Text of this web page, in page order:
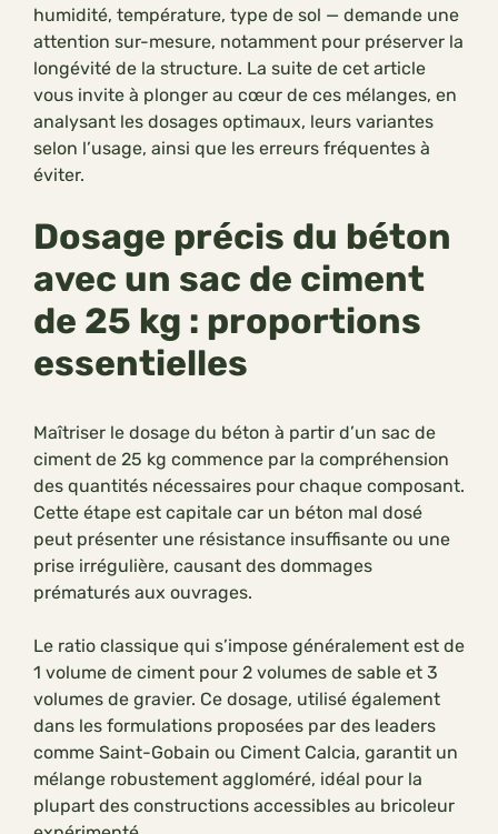
humidité, température, type de sol — demande une
attention sur-mesure, notamment pour préserver la
longévité de la structure. La suite de cet article
vous invite à plonger au cœur de ces mélanges, en
analysant les dosages optimaux, leurs variantes
selon l’usage, ainsi que les erreurs fréquentes à
éviter.
Dosage précis du béton
avec un sac de ciment
de 25 kg : proportions
essentielles
Maîtriser le dosage du béton à partir d’un sac de
ciment de 25 kg commence par la compréhension
des quantités nécessaires pour chaque composant.
Cette étape est capitale car un béton mal dosé
peut présenter une résistance insuffisante ou une
prise irrégulière, causant des dommages
prématurés aux ouvrages.
Le ratio classique qui s’impose généralement est de
1 volume de ciment pour 2 volumes de sable et 3
volumes de gravier. Ce dosage, utilisé également
dans les formulations proposées par des leaders
comme Saint-Gobain ou Ciment Calcia, garantit un
mélange robustement aggloméré, idéal pour la
plupart des constructions accessibles au bricoleur